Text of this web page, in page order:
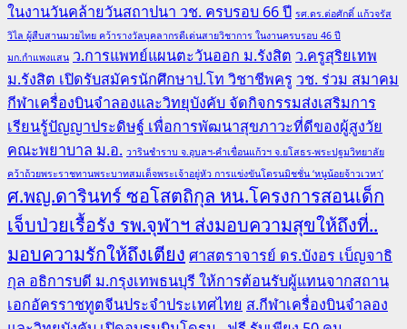
ในงานวันคล้ายวันสถาปนา วช. ครบรอบ 66 ปี รศ.ดร.ต่อศักดิ์ แก้วจรัส
วิไล ผู้สืบสานมวยไทย คว้ารางวัลบุคลากรดีเด่นสายวิชาการ ในงานครบรอบ 46 ปี
มก.กำแพงแสน ว.การแพทย์แผนตะวันออก ม.รังสิต ว.ครูสุริยเทพ
ม.รังสิต เปิดรับสมัครนักศึกษาป.โท วิชาชีพครู วช. ร่วม สมาคม
กีฬาเครื่องบินจำลองและวิทยุบังคับ จัดกิจกรรมส่งเสริมการ
เรียนรู้ปัญญาประดิษฐ์ เพื่อการพัฒนาสุขภาวะที่ดีของผู้สูงวัย
คณะพยาบาล ม.อ. วารินชำราบ จ.อุบลฯ-คำเขื่อนแก้วฯ จ.ยโสธร-พระปฐมวิทยาลัย
คว้าถ้วยพระราชทานพระบาทสมเด็จพระเจ้าอยู่หัว การแข่งขันโดรนมิชชั่น ‘หนูน้อยจ้าวเวหา’
ศ.พญ.ดารินทร์ ซอโสตถิกุล หน.โครงการสอนเด็ก
เจ็บป่วยเรื้อรัง รพ.จุฬาฯ ส่งมอบความสุขให้ถึงที่..
มอบความรักให้ถึงเตียง ศาสตราจารย์ ดร.บังอร เบ็ญจาธิ
กุล อธิการบดี ม.กรุงเทพธนบุรี ให้การต้อนรับผู้แทนจากสถาน
เอกอัครราชทูตจีนประจำประเทศไทย ส.กีฬาเครื่องบินจำลอง